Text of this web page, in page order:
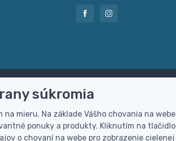
prevodom alebo na
súkromia
na mieru. Na základe Vášho chovania na
ponuky a produkty. Kliknutím na
o chovaní na webe pro zobrazenie